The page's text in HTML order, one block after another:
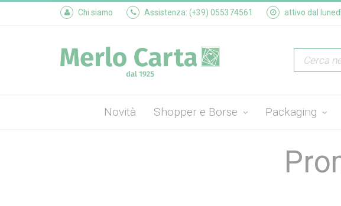
Chi siamo Assistenza: (+39) 055374561 attivo dal
Novità Shopper e Borse Packaging